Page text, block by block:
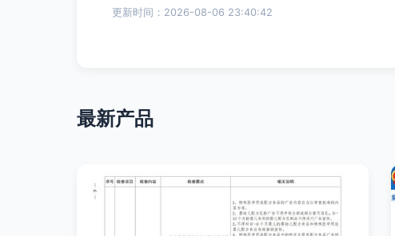
更新时间：2026-08-06 23:40:42
最新产品